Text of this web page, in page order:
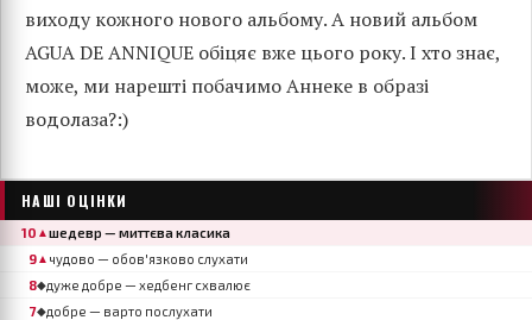
виходу кожного нового альбому. А новий альбом
AGUA DE ANNIQUE обіцяє вже цього року. І хто знає,
може, ми нарешті побачимо Аннеке в образі
водолаза?:)
НАШІ ОЦІНКИ
10 ▲шедевр — миттєва класика
9▲ чудово — обов'язково слухати
8◆дуже добре — хедбенг схвалює
7◆добре — варто послухати